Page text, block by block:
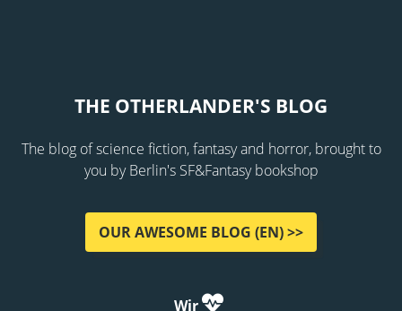
THE OTHERLANDER'S BLOG
The blog of science fiction, fantasy and horror, brought to
you by Berlin's SF&Fantasy bookshop
OUR AWESOME BLOG (EN) >>
Wir